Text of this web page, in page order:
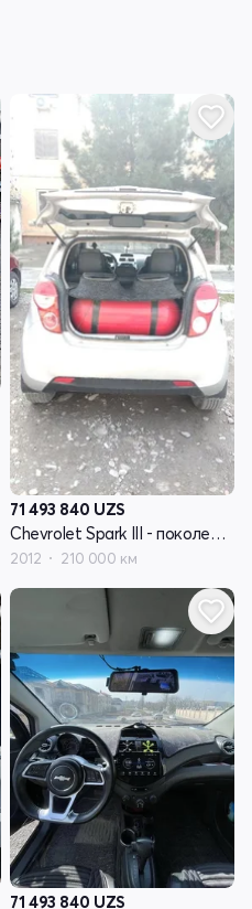
71 493 840 UZS
Chevrolet Spark III - поколение
2012 210 000 км
71 493 840 UZS